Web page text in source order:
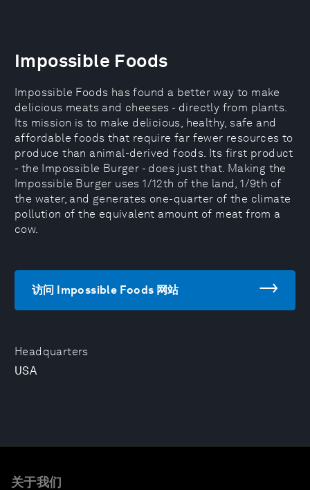
Headquarters
USA
Impossible Foods
Impossible Foods has found a better way to make
delicious meats and cheeses - directly from plants.
Its mission is to make delicious, healthy, safe and
affordable foods that require far fewer resources to
produce than animal-derived foods. Its first product
- the Impossible Burger - does just that. Making the
Impossible Burger uses 1/12th of the land, 1/9th of
the water, and generates one-quarter of the climate
pollution of the equivalent amount of meat from a
cow.
访问 Impossible Foods 网站
关于我们